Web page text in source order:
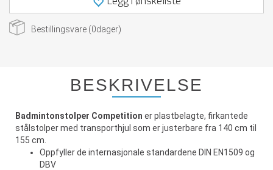
Bestillingsvare (0dager)
BESKRIVELSE
Badmintonstolper Competition er plastbelagte, firkantede
stålstolper med transporthjul som er justerbare fra 140 cm til
155 cm.
Oppfyller de internasjonale standardene DIN EN1509 og
DBV